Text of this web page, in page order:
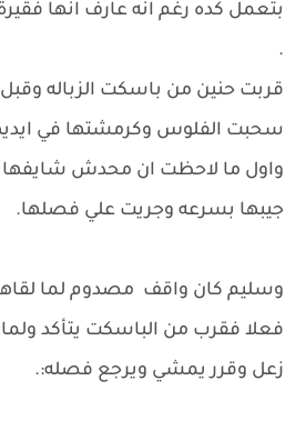
بتعمل كده رغم انه عارف انها
.
قربت حنين من باسكت الزباله وقبل
سحبت الفلوس وكرمشتها في
واول ما لاحظت ان محدش
جيبها بسرعه وجريت علي فصلها.
وسليم كان واقف مصدوم لما لقاها
فعلا فقرب من الباسكت يتأكد
زعل وقرر يمشي ويرجع فصله:.